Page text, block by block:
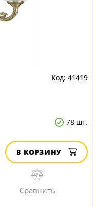
41419
78 шт.
В КОРЗИНУ